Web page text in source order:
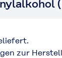
zur